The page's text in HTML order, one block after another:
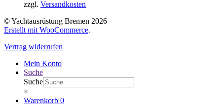
zzgl. Versandkosten
© Yachtausrüstung Bremen 2026
Erstellt mit WooCommerce.
Vertrag widerrufen
Mein Konto
Suche
Suche
×
Warenkorb 0